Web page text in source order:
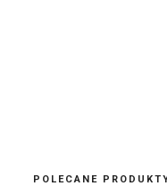
POLECANE